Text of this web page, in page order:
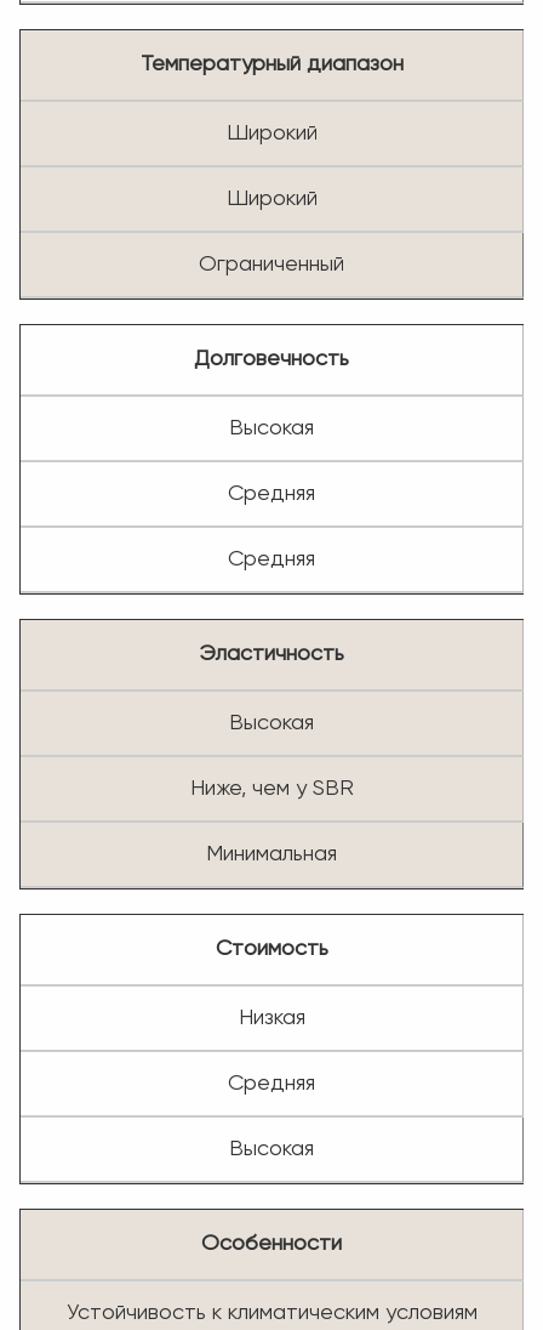
Температурный диапазон
Широкий
Широкий
Ограниченный
Долговечность
Высокая
Средняя
Средняя
Эластичность
Высокая
Ниже, чем у SBR
Минимальная
Стоимость
Низкая
Средняя
Высокая
Особенности
Устойчивость к климатическим условиям